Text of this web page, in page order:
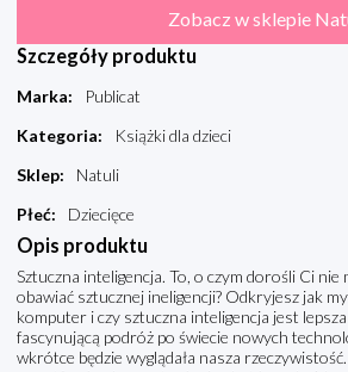
Zobacz w sklepie
Szczegóły produktu
Marka:
Publicat
Kategoria:
Książki dla dzieci
Sklep:
Natuli
Płeć: Dziecięce
Opis produktu
Sztuczna inteligencja. To, o czym dorośli Ci nie
obawiać sztucznej ineligencji? Odkryjesz jak
komputer i czy sztuczna inteligencja jest
fascynującą podróż po świecie nowych
wkrótce będzie wyglądała nasza